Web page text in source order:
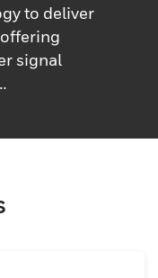
to deliver
signal
while